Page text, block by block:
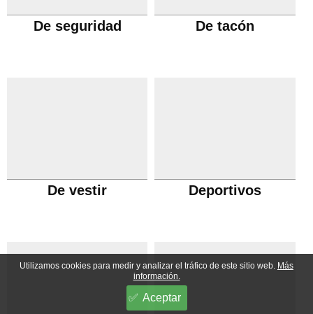
De seguridad De tacón
De vestir Deportivos
Utilizamos cookies para medir y analizar el tráfico de este sitio web. Más
información.
Aceptar